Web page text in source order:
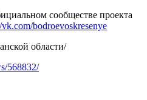
сообществе проекта
vk.com/bodroevoskresenye
области/
568832/